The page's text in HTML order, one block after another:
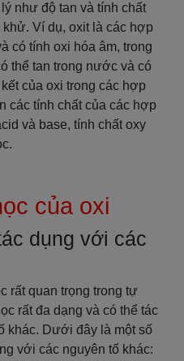
như độ tan và tính chất
Ví dụ, oxit là các hợp
có tính oxi hóa âm, trong
thể tan trong nước và có
của oxi trong các hợp
các tính chất của các hợp
và base, tính chất oxy
của oxi
dụng với các
rất quan trọng trong tự
rất đa dạng và có thể tác
khác. Dưới đây là một số
với các nguyên tố khác: